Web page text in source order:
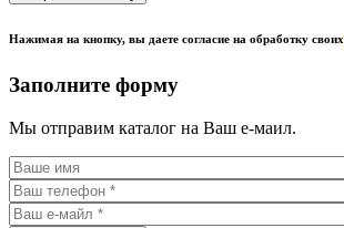
Нажимая на кнопку, вы даете согласие на обработку своих
Заполните форму
Мы отправим каталог на Ваш е-маил.